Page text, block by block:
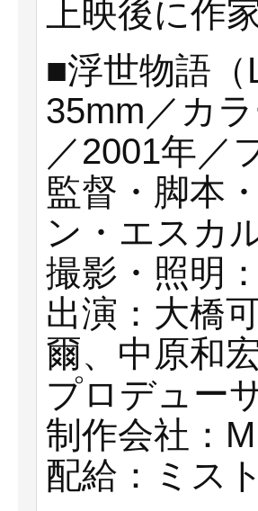
上映後に作
■浮世物語
35mm／カ
／2001年／
監督・脚本
ン・エスカ
撮影・照明
出演：大橋
爾、中原和
プロデュー
制作会社：
配給：ミス